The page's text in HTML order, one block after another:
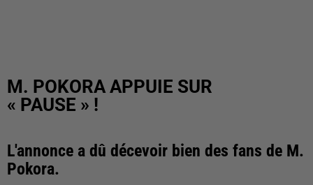
M. POKORA APPUIE SUR
« PAUSE » !
L'annonce a dû décevoir bien des fans de M.
Pokora.